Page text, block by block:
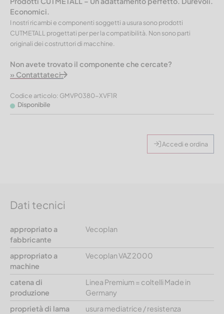
Economici.
I nostri ricambi e componenti soggetti a usura sono prodotti
CUTMETALL progettati per per la compatibilità. Non sono parti
originali dei costruttori di macchine.
Non avete trovato il componente che cercate?
» Contattateci.
Codice articolo: GMVP0380-XVF1R
Disponibile
Accedi e ordina
Dati tecnici
appropriato a
fabbricante
Vecoplan
appropriato a
machine
Vecoplan VAZ 2000
catena di
produzione
Linea Premium = coltelli Made in
Germany
proprietà di lama
usura mediatrice / resistenza